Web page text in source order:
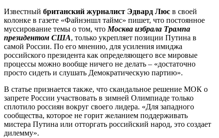
Известный британский журналист Эдвард Люс в своей
колонке в газете «Файнэншл таймс» пишет, что постоянное
муссирование темы о том, что Москва избрала Трампа
президентом США, только укрепляет позиции Путина в
самой России. По его мнению, для усиления имиджа
российского президента как определяющего все мировые
процессы можно вообще ничего не делать – «достаточно
просто сидеть и слушать Демократическую партию».
В статье признается также, что скандальное решение МОК о
запрете России участвовать в зимней Олимпиаде только
сплотило россиян вокруг своего лидера. «Для западного
сообщества, которое не горит желанием поддерживать
мистера Путина или отторгать российский народ, это создает
дилемму».